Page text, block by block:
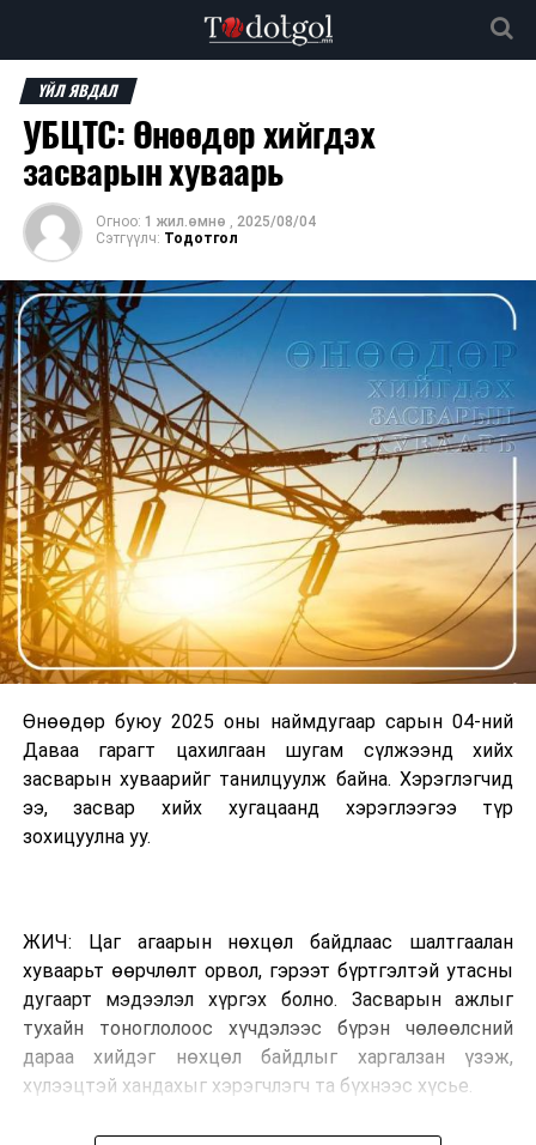
ҮЙЛ ЯВДАЛ
УБЦТС: Өнөөдөр хийгдэх
засварын хуваарь
Огноо: 1 жил.өмнө , 2025/08/04
Сэтгүүлч: Тодотгол
Өнөөдөр буюу 2025 оны наймдугаар сарын 04-ний
Даваа гарагт цахилгаан шугам сүлжээнд хийх
засварын хуваарийг танилцуулж байна. Хэрэглэгчид
ээ, засвар хийх хугацаанд хэрэглээгээ түр
зохицуулна уу.
ЖИЧ: Цаг агаарын нөхцөл байдлаас шалтгаалан
хуваарьт өөрчлөлт орвол, гэрээт бүртгэлтэй утасны
дугаарт мэдээлэл хүргэх болно. Засварын ажлыг
тухайн тоноглолоос хүчдэлээс бүрэн чөлөөлсний
дараа хийдэг нөхцөл байдлыг харгалзан үзэж,
хүлээцтэй хандахыг хэрэгчлэгч та бүхнээс хүсье.